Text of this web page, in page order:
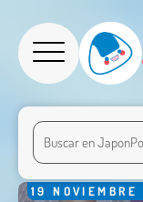
19 NOVIEMBRE